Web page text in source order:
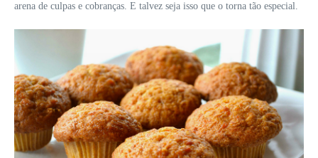
arena de culpas e cobranças. E talvez seja isso que o torna tão especial.